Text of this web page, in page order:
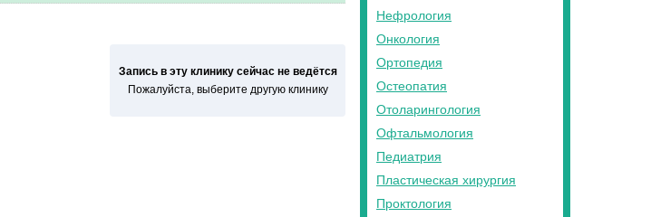
Запись в эту клинику сейчас не ведётся
Пожалуйста, выберите другую клинику
Нефрология
Онкология
Ортопедия
Остеопатия
Отоларингология
Офтальмология
Педиатрия
Пластическая хирургия
Проктология